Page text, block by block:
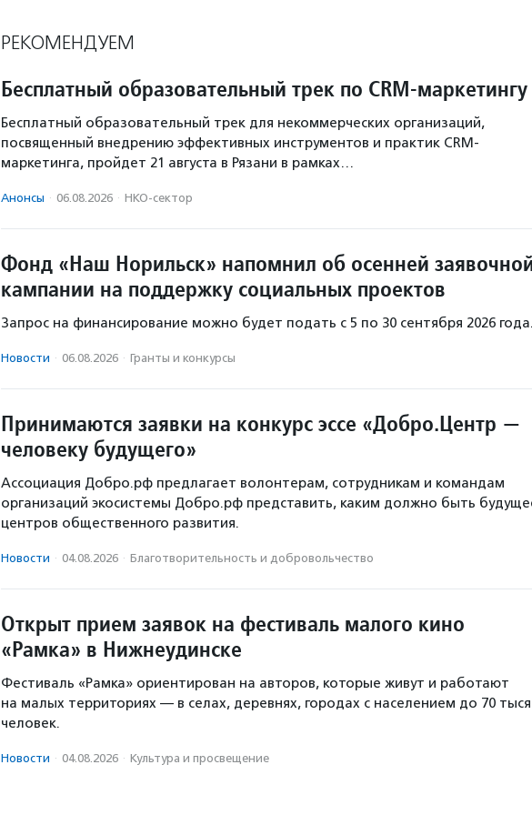
РЕКОМЕНДУЕМ
Бесплатный образовательный трек по CRM-маркетингу
Бесплатный образовательный трек для некоммерческих организаций,
посвященный внедрению эффективных инструментов и практик CRM-
маркетинга, пройдет 21 августа в Рязани в рамках…
Анонсы · 06.08.2026 · НКО-сектор
Фонд «Наш Норильск» напомнил об осенней
кампании на поддержку социальных проектов
Запрос на финансирование можно будет подать с 5 по 30 сентября 2026
Новости · 06.08.2026 · Гранты и конкурсы
Принимаются заявки на конкурс эссе «Добро.Центр —
человеку будущего»
Ассоциация Добро.рф предлагает волонтерам, сотрудникам и командам
организаций экосистемы Добро.рф представить, каким должно быть
центров общественного развития.
Новости · 04.08.2026 · Благотвори­тель­ность и доброволь­чест­во
Открыт прием заявок на фестиваль малого кино
«Рамка» в Нижнеудинске
Фестиваль «Рамка» ориентирован на авторов, которые живут и работают
на малых территориях — в селах, деревнях, городах с населением до 70
человек.
Новости · 04.08.2026 · Культура и просвещение